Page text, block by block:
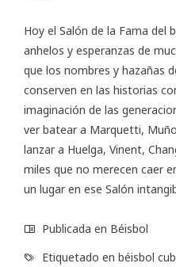
Hoy el Salón de la Fama del
anhelos y esperanzas de
que los nombres y hazañas
conserven en las historias
imaginación de las
ver batear a Marquetti,
lanzar a Huelga, Vinent,
miles que no merecen caer
un lugar en ese Salón
Publicada en Béisbol
Etiquetado en béisbol